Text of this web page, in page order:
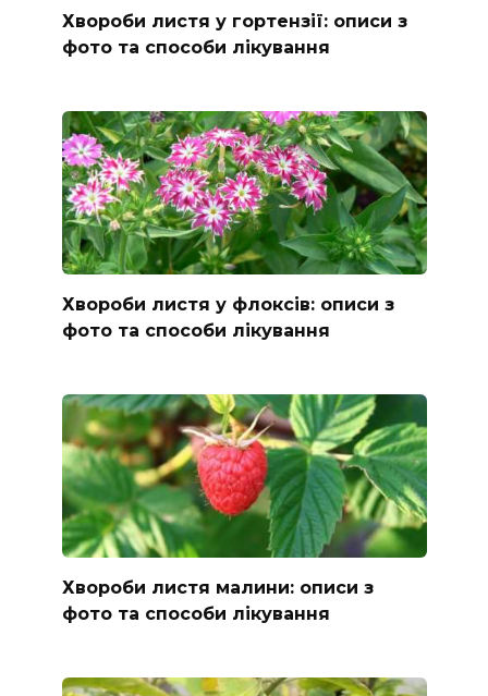
Хвороби листя у гортензії: описи з
фото та способи лікування
Хвороби листя у флоксів: описи з
фото та способи лікування
Хвороби листя малини: описи з
фото та способи лікування